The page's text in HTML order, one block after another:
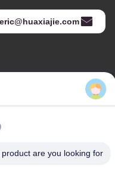
eric@huaxiajie.com
عنوان
product are you looking for?